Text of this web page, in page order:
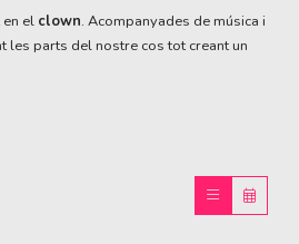
el clown. Acompanyades de música i
les parts del nostre cos tot creant un